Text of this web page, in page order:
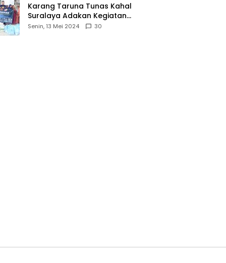
Karang Taruna Tunas Kahal
Suralaya Adakan Kegiatan
Bansos Terhadap Kaum
Senin, 13 Mei 2024 30